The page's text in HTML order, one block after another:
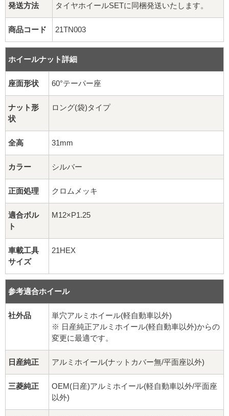
15インチ：夏タイヤホイール
16インチ：夏タイヤホイール
18インチ：夏タイヤホイール
20インチ：夏タイヤホイール
ホイールナット
平面座ナット
ショート平面ナット
球面座ナット
ロング球面ナット
ショート球面ナット
貫通ナット
袋ナット
ロング袋ナット
発送方法 タイヤホイールSETに同梱発送いたします。
商品コード 21TN003
ホイールナット詳細
座面形状 60°テーパー座
ナット形
状
ロング(袋)タイプ
全高 31mm
カラー シルバー
正面処理 クロムメッキ
適合ボル
ト
M12×P1.25
車載工具
サイズ
21HEX
参考適合ホイール
社外品
単穴アルミホイール(軽自動車以外)
※ 日産純正アルミホイール(軽自動車以外)からの
変更に最適です。
日産純正 アルミホイール(ナットカバー無/平面座以外)
三菱純正
OEM(日産)アルミホイール(軽自動車以外/平面座
以外)